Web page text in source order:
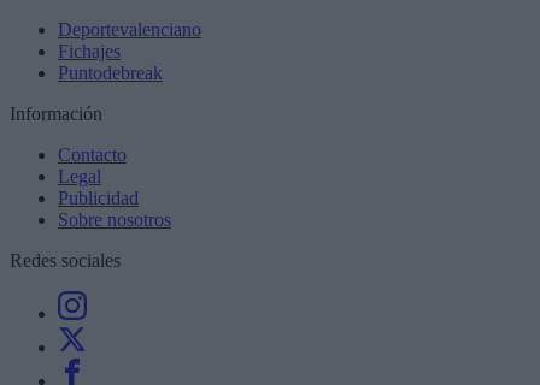
Deportevalenciano
Fichajes
Puntodebreak
Información
Contacto
Legal
Publicidad
Sobre nosotros
Redes sociales